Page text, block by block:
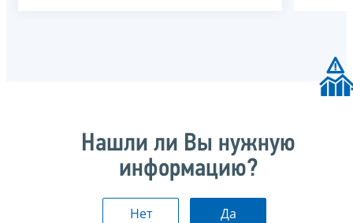
Нашли ли Вы нужную
информацию?
Нет Да